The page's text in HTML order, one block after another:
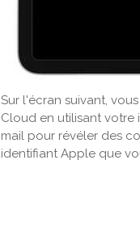
Sur l'écran suivant,
Cloud en utilisant votre
mail pour révéler des
identifiant Apple que